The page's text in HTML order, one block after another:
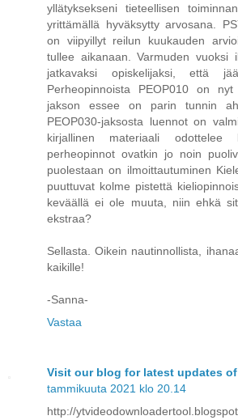
yllätyksekseni tieteellisen
yrittämällä hyväksytty arvosana.
on viipyillyt reilun kuukauden
tullee aikanaan. Varmuden vuoksi
jatkavaksi opiskelijaksi, että
Perheopinnoista PEOP010 on nyt
jakson essee on parin tunnin
PEOP030-jaksosta luennot on
kirjallinen materiaali odottelee
perheopinnot ovatkin jo noin
puolestaan on ilmoittautuminen
puuttuvat kolme pistettä
keväällä ei ole muuta, niin ehkä
ekstraa?
Sellasta. Oikein nautinnollista,
kaikille!
-Sanna-
Vastaa
Visit our blog for latest updates of
tammikuuta 2021 klo 20.14
http://